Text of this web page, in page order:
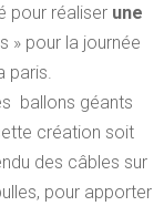
pour réaliser une
» pour la journée
paris.
ballons géants
création soit
des câbles sur
pour apporter